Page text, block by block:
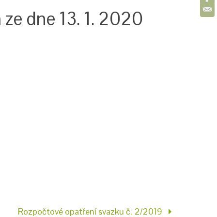
dne 13. 1. 2020
Rozpočtové opatření svazku č. 2/2019